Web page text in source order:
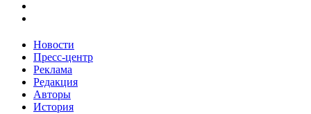
Новости
Пресс-центр
Реклама
Редакция
Авторы
История